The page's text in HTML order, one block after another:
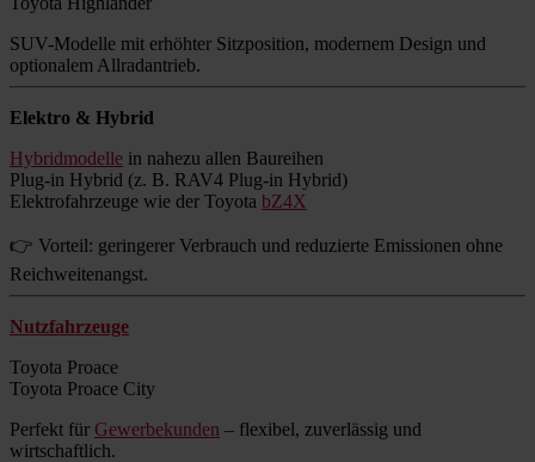
SUV-Modelle mit erhöhter Sitzposition, modernem Design und
optionalem Allradantrieb.
Elektro & Hybrid
Hybridmodelle in nahezu allen Baureihen
Plug-in Hybrid (z. B. RAV4 Plug-in Hybrid)
Elektrofahrzeuge wie der Toyota bZ4X
👉 Vorteil: geringerer Verbrauch und reduzierte Emissionen ohne
Reichweitenangst.
Nutzfahrzeuge
Toyota Proace
Toyota Proace City
Perfekt für Gewerbekunden – flexibel, zuverlässig und
wirtschaftlich.